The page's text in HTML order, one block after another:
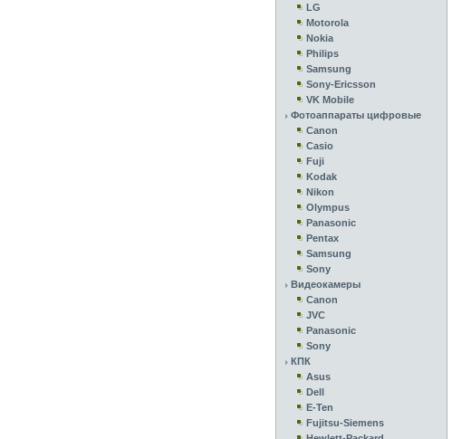
LG
Motorola
Nokia
Philips
Samsung
Sony-Ericsson
VK Mobile
Фотоаппараты цифровые
Canon
Casio
Fuji
Kodak
Nikon
Olympus
Panasonic
Pentax
Samsung
Sony
Видеокамеры
Canon
JVC
Panasonic
Sony
КПК
Asus
Dell
E-Ten
Fujitsu-Siemens